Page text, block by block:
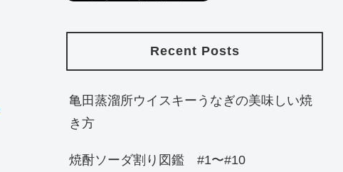
Recent Posts
亀田蒸溜所ウイスキーうなぎの美味しい焼
き方
焼酎ソーダ割り図鑑 #1〜#10